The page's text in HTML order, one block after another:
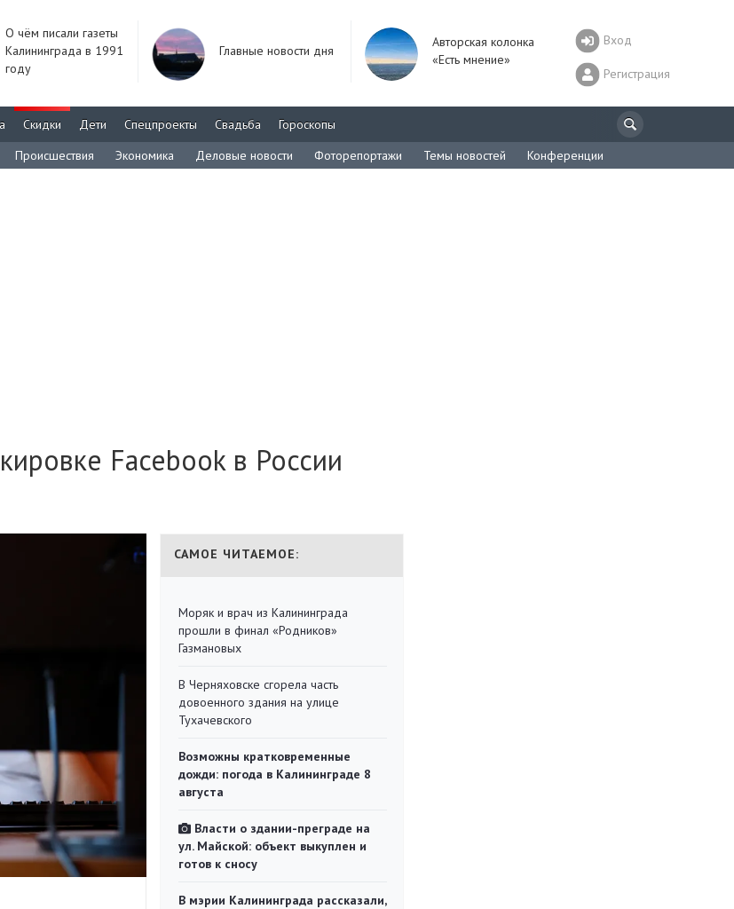
О чём писали газеты
Калининграда в 1991
году
Главные новости дня
Авторская колонка
«Есть мнение»
Вход
Регистрация
Скидки Дети Спецпроекты Свадьба
Гороскопы
Происшествия Экономика Деловые новости Фоторепортажи Темы новостей Конференции
Facebook в России
САМОЕ ЧИТАЕМОЕ:
Моряк и врач из Калининграда
прошли в финал «Родников»
Газмановых
В Черняховске сгорела часть
довоенного здания на улице
Тухачевского
Возможны кратковременные
дожди: погода в Калининграде 8
августа
Власти о здании-преграде на
ул. Майской: объект выкуплен и
готов к сносу
В мэрии Калининграда рассказали,